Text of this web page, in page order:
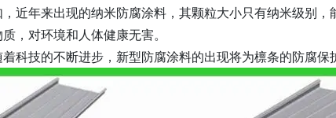
近年来出现的纳米防腐涂料，其颗粒大小只有纳米级别
，对环境和人体健康无害。
科技的不断进步，新型防腐涂料的出现将为檩条的防腐保